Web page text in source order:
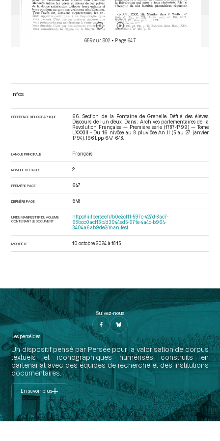
659 sur 802 • Page 647
Infos
RÉFÉRENCE BIBLIOGRAPHIQUE
66. Section de la Fontaine de Grenelle. Défilé des élèves.
Discours de l’un d’eux. Dans : Archives parlementaires de la
Révolution Française — Première série (1787-1799) — Tome
LXXXIII - Du 16 nivôse au 8 pluviôse An II (5 au 27 janvier
1794) . 1961. pp. 647-648.
LANGUE PRINCIPALE Français
NOMBRE DE PAGES 2
PREMIÈRE PAGE 647
DERNIÈRE PAGE 648
URI DU MANIFEST IIIF DU VOLUME
CONTENANT LE DOCUMENT
https://iiif.persee.fr/b0e2cf11-597c-427d-8ac7-
68bcc0acf13b/d3944ed5-671e-4a4c-b964-
3404a6ab9de2/manifest
MODIFIÉ LE 10 octobre 2024 à 18:15
Suivez-nous
Les perséides
Un dispositif pensé par Persée pour la valorisation de corpus
textuels et iconographiques numérisés construits en
partenariat avec des équipes de recherche et des institutions
documentaires.
En savoir plus